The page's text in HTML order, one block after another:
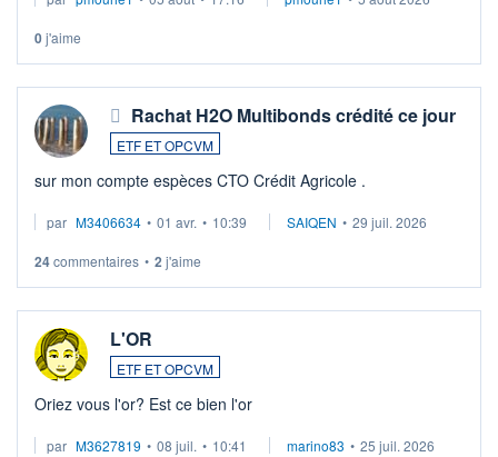
0j'aime
Rachat H2O Multibonds crédité ce jour
ETF ET OPCVM
sur mon compte espèces CTO Crédit Agricole .
par M3406634 • 01 avr. • 10:39 SAIQEN • 29 juil. 2026
24commentaires • 2 j'aime
L'OR
ETF ET OPCVM
Oriez vous l'or? Est ce bien l'or
par M3627819 • 08 juil. • 10:41 marino83 • 25 juil. 2026